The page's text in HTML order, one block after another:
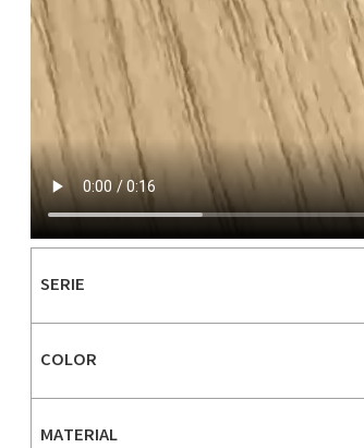
SERIE
COLOR
MATERIAL